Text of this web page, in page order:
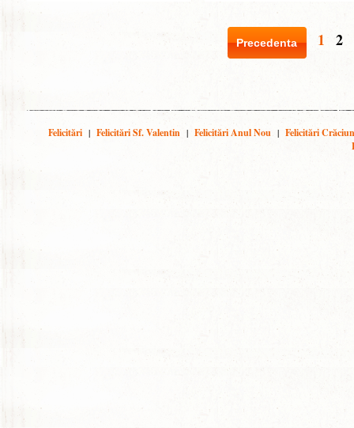
Precedenta 1 2
Felicitări | Felicitări Sf. Valentin | Felicitări Anul Nou | Felicitări